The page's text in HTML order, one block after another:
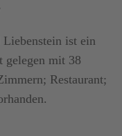
ist ein
gelegen mit 38
Restaurant;